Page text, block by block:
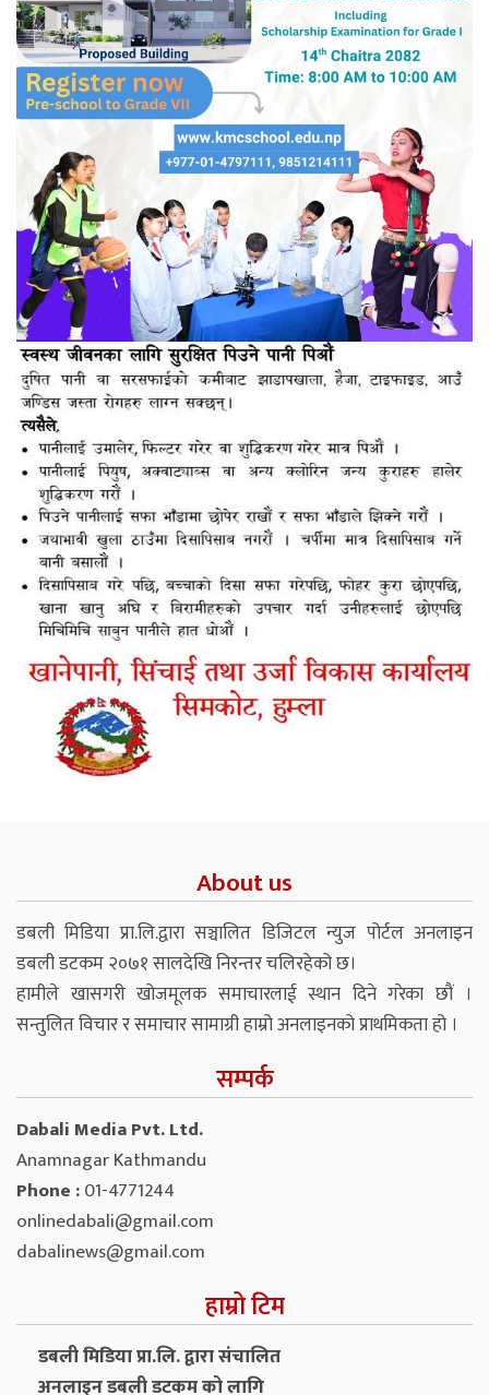
About us
डबली मिडिया प्रा.लि.द्वारा सञ्चालित डिजिटल न्युज पोर्टल अनलाइन
डबली डटकम २०७१ सालदेखि निरन्तर चलिरहेको छ।
हामीले खासगरी खोजमूलक समाचारलाई स्थान दिने गरेका छौं ।
सन्तुलित विचार र समाचार सामाग्री हाम्रो अनलाइनको प्राथमिकता हो ।
सम्पर्क
Dabali Media Pvt. Ltd.
Anamnagar Kathmandu
Phone :01-4771244
onlinedabali@gmail.com
dabalinews@gmail.com
हाम्रो टिम
डबली मिडिया प्रा.लि. द्वारा संचालित
अनलाइन डबली डटकम को लागि